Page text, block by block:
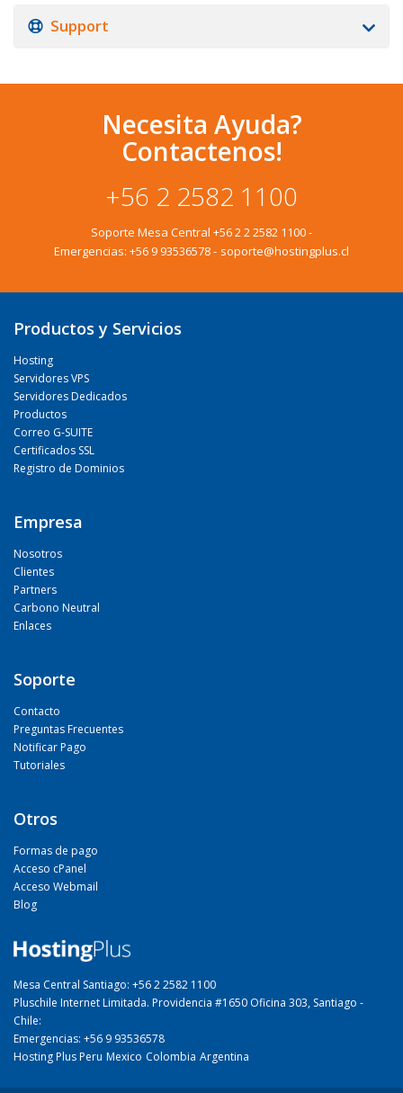
Support
Necesita Ayuda?
Contactenos!
+56 2 2582 1100
Soporte Mesa Central +56 2 2 2582 1100-
Emergencias: +56 9 93536578- soporte@hostingplus.cl
Productos y Servicios
Hosting
Servidores VPS
Servidores Dedicados
Productos
Correo G-SUITE
Certificados SSL
Registro de Dominios
Empresa
Nosotros
Clientes
Partners
Carbono Neutral
Enlaces
Soporte
Contacto
Preguntas Frecuentes
Notificar Pago
Tutoriales
Otros
Formas de pago
Acceso cPanel
Acceso Webmail
Blog
Mesa Central Santiago: +56 2 2582 1100
Pluschile Internet Limitada. Providencia #1650 Oficina 303, Santiago -
Chile:
Emergencias: +56 9 93536578
Hosting Plus Peru Mexico Colombia Argentina